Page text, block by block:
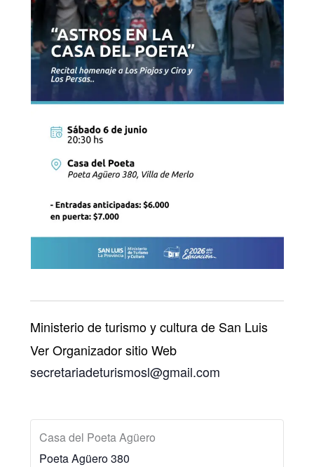
Ministerio de turismo y cultura de San Luis
Ver Organizador sitio Web
secretariadeturismosl@gmail.com
Casa del Poeta Agüero
Poeta Agüero 380